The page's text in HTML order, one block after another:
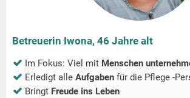
Betreuerin Iwona, 46 Jahre alt
Im Fokus: Viel mit Menschen
Erledigt alle Aufgaben für die Pflege -
Bringt Freude ins Leben